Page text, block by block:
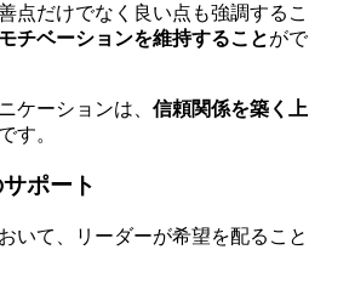
点だけでなく良い点も強調するこ
チベーションを維持することがで
ケーションは、信頼関係を築く上
です。
ポート
いて、リーダーが希望を配ること